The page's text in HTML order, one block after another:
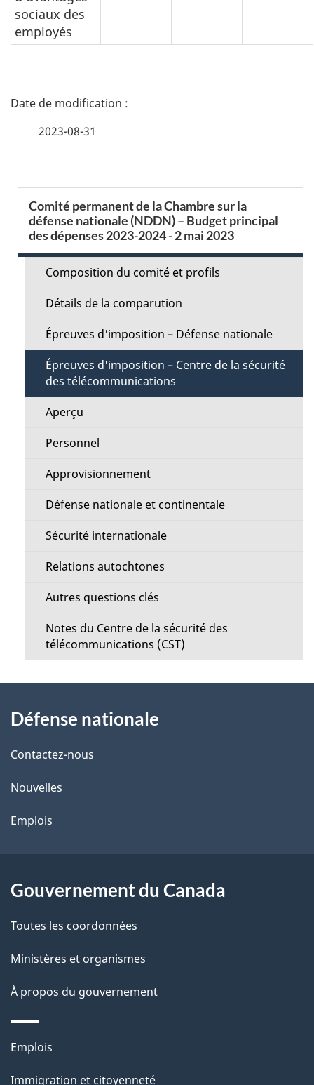
sociaux des
employés
D
a
2023-08-31
c
Comité permanent de la Chambre sur la
défense nationale (NDDN) – Budget principal
des dépenses 2023-2024 - 2 mai 2023
Composition du comité et profils
Détails de la comparution
Épreuves d'imposition – Défense nationale
Épreuves d'imposition – Centre de la sécurité
des télécommunications
Aperçu
Personnel
Approvisionnement
Défense nationale et continentale
Sécurité internationale
Relations autochtones
Autres questions clés
Notes du Centre de la sécurité des
télécommunications (CST)
propos
de
ce
site
Défense nationale
Contactez-nous
Nouvelles
Emplois
Gouvernement du Canada
Toutes les coordonnées
Ministères et organismes
À propos du gouvernement
Thèmes
Emplois
Immigration et citoyenneté